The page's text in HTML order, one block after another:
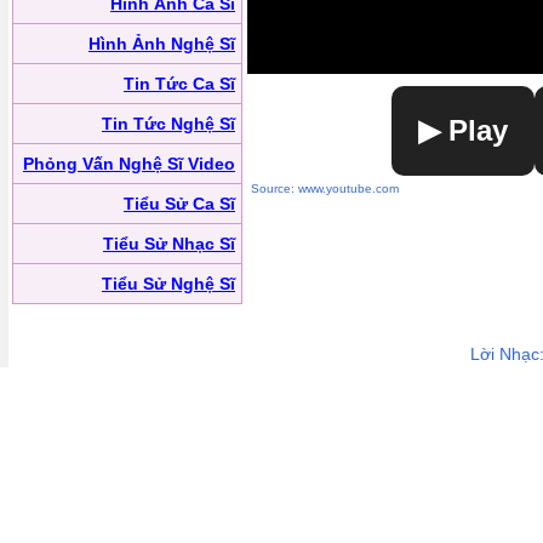
Hình Ảnh Nghệ Sĩ
Tin Tức Ca Sĩ
Tin Tức Nghệ Sĩ
Phỏng Vấn Nghệ Sĩ Video
Tiểu Sử Ca Sĩ
Tiểu Sử Nhạc Sĩ
Tiểu Sử Nghệ Sĩ
▶ Play
Source: www.youtube.com
Lời Nhạc: